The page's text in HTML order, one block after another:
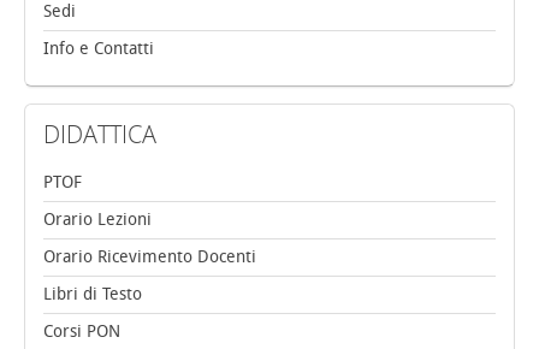
Sedi
Info e Contatti
DIDATTICA
PTOF
Orario Lezioni
Orario Ricevimento Docenti
Libri di Testo
Corsi PON